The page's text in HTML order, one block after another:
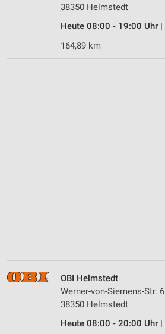
38350 Helmstedt
Heute 08:00 - 19:00 Uhr |
164,89 km
OBI Helmstedt
Werner-von-Siemens-Str. 6
38350 Helmstedt
Heute 08:00 - 20:00 Uhr |